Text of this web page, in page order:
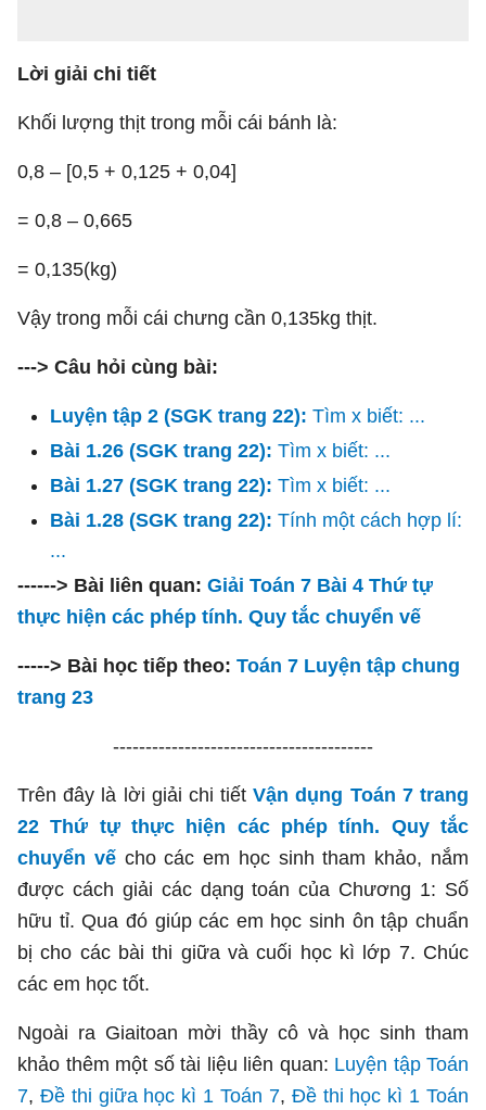
Lời giải chi tiết
Khối lượng thịt trong mỗi cái bánh là:
0,8 – [0,5 + 0,125 + 0,04]
= 0,8 – 0,665
= 0,135(kg)
Vậy trong mỗi cái chưng cần 0,135kg thịt.
---> Câu hỏi cùng bài:
Luyện tập 2 (SGK trang 22): Tìm x biết: ...
Bài 1.26 (SGK trang 22): Tìm x biết: ...
Bài 1.27 (SGK trang 22): Tìm x biết: ...
Bài 1.28 (SGK trang 22): Tính một cách hợp lí:
...
------> Bài liên quan: Giải Toán 7 Bài 4 Thứ tự
thực hiện các phép tính. Quy tắc chuyển vế
-----> Bài học tiếp theo: Toán 7 Luyện tập chung
trang 23
----------------------------------------
Trên đây là lời giải chi tiếtVận dụng Toán 7 trang
22 Thứ tự thực hiện các phép tính. Quy tắc
chuyển vếcho các em học sinh tham khảo, nắm
được cách giải các dạng toán của Chương 1: Số
hữu tỉ. Qua đó giúp các em học sinh ôn tập chuẩn
bị cho các bài thi giữa và cuối học kì lớp 7. Chúc
các em học tốt.
Ngoài ra Giaitoan mời thầy cô và học sinh tham
khảo thêm một số tài liệu liên quan: Luyện tập Toán
7, Đề thi giữa học kì 1 Toán 7, Đề thi học kì 1 Toán